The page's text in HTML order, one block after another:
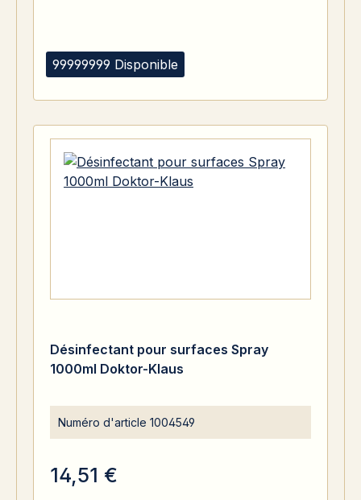
99999999 Disponible
Désinfectant pour surfaces Spray
1000ml Doktor-Klaus
Numéro d'article 1004549
14,51 €